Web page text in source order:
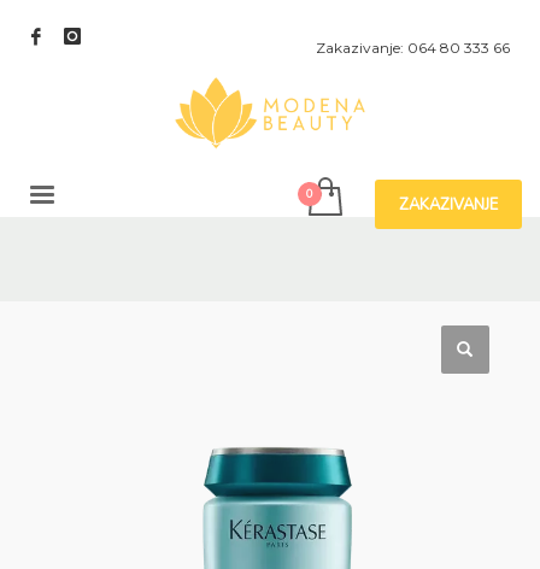
Zakazivanje: 064 80 333 66
ZAKAZIVANJE